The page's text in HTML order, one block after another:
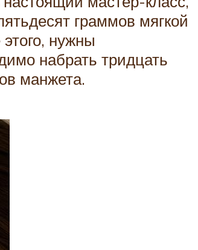
граммов мягкой
нужны
набрать тридцать
манжета.